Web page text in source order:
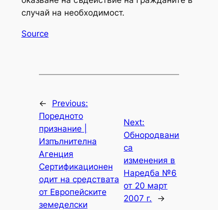
случай на необходимост.
Source
←
Previous:
Поредното
признание |
Изпълнителна
Агенция
Сертификационен
одит на средствата
от Европейските
земеделски
Next:
Обнородвани
са
изменения в
Наредба №6
от 20 март
2007 г.
→